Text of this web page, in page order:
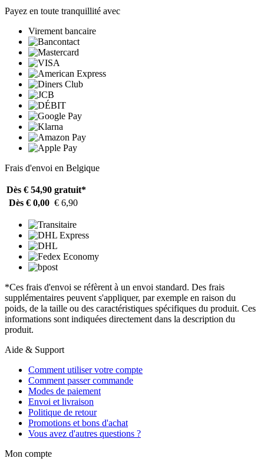
Payez en toute tranquillité avec
Virement bancaire
Frais d'envoi en Belgique
Dès € 54,90 gratuit*
Dès € 0,00 € 6,90
*Ces frais d'envoi se réfèrent à un envoi standard. Des frais
supplémentaires peuvent s'appliquer, par exemple en raison du
poids, de la taille ou des caractéristiques spécifiques du produit. Ces
informations sont indiquées directement dans la description du
produit.
Aide & Support
Comment utiliser votre compte
Comment passer commande
Modes de paiement
Envoi et livraison
Politique de retour
Promotions et bons d'achat
Vous avez d'autres questions ?
Mon compte